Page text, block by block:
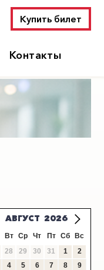
Купить билет
Контакты
АВГУСТ 2026
Вт Ср Чт Пт Сб
Вс
28 29 30 31 1
2
4 5 6 7 8
9